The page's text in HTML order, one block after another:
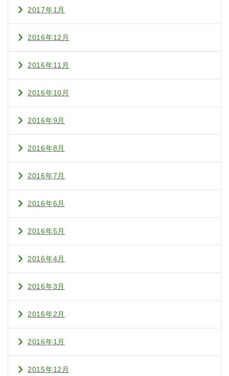
2017年1月
2016年12月
2016年11月
2016年10月
2016年9月
2016年8月
2016年7月
2016年6月
2016年5月
2016年4月
2016年3月
2016年2月
2016年1月
2015年12月